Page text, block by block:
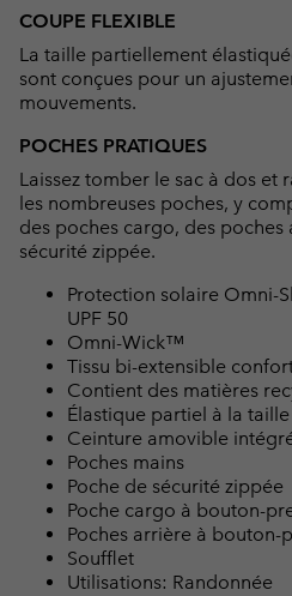
COUPE FLEXIBLE
La taille partiellement
sont conçues pour un
mouvements.
POCHES PRATIQUES
Laissez tomber le sac à dos et
les nombreuses poches, y
des poches cargo, des
sécurité zippée.
Protection solaire Omni-
UPF 50
Omni-Wick™
Tissu bi-extensible
Contient des matières
Élastique partiel à la taille
Ceinture amovible
Poches mains
Poche de sécurité zippée
Poche cargo à bouton-
Poches arrière à bouton-
Soufflet
Utilisations: Randonnée